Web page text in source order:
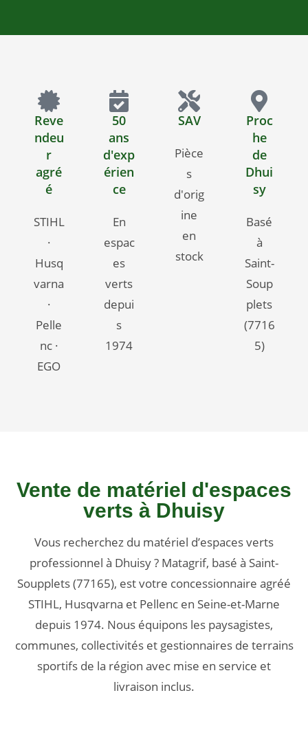
Reve
ndeu
r
agré
é
STIHL
·
Husq
varna
·
Pelle
nc ·
EGO
50
ans
d'exp
érien
ce
En
espac
es
verts
depui
s
1974
SAV
Pièce
s
d'orig
ine
en
stock
Proc
he
de
Dhui
sy
Basé
à
Saint-
Soup
plets
(7716
5)
Vente de matériel d'espaces
verts à Dhuisy
Vous recherchez du matériel d’espaces verts
professionnel à Dhuisy ? Matagrif, basé à Saint-
Soupplets (77165), est votre concessionnaire agréé
STIHL, Husqvarna et Pellenc en Seine-et-Marne
depuis 1974. Nous équipons les paysagistes,
communes, collectivités et gestionnaires de terrains
sportifs de la région avec mise en service et
livraison inclus.